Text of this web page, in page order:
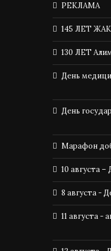
РЕКЛАМА
145 ЛЕТ
130 ЛЕТ
День
День
Марафон
10 августа –
8 августа -
11 августа -